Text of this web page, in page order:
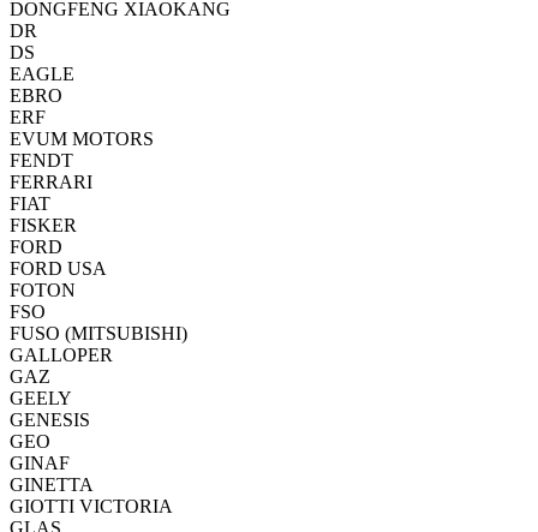
DONGFENG XIAOKANG
DR
DS
EAGLE
EBRO
ERF
EVUM MOTORS
FENDT
FERRARI
FIAT
FISKER
FORD
FORD USA
FOTON
FSO
FUSO (MITSUBISHI)
GALLOPER
GAZ
GEELY
GENESIS
GEO
GINAF
GINETTA
GIOTTI VICTORIA
GLAS